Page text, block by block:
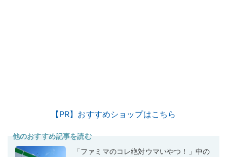
【PR】おすすめショップはこちら
他のおすすめ記事を読む
「ファミマのコレ絶対ウマいやつ！」中の